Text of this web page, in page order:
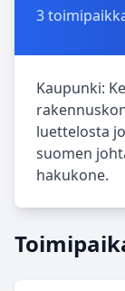
3
Kaupunki:
luettelosta
suomen
hakukone.